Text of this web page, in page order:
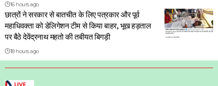
16 hours ago
छात्रों ने सरकार से बातचीत के लिए पत्रकार और पूर्व
महाधिवक्ता को डेलिगेशन टीम से किया बाहर, भूख हड़ताल
पर बैठे देवेंद्रनाथ महतो की तबीयत बिगड़ी
18 hours ago